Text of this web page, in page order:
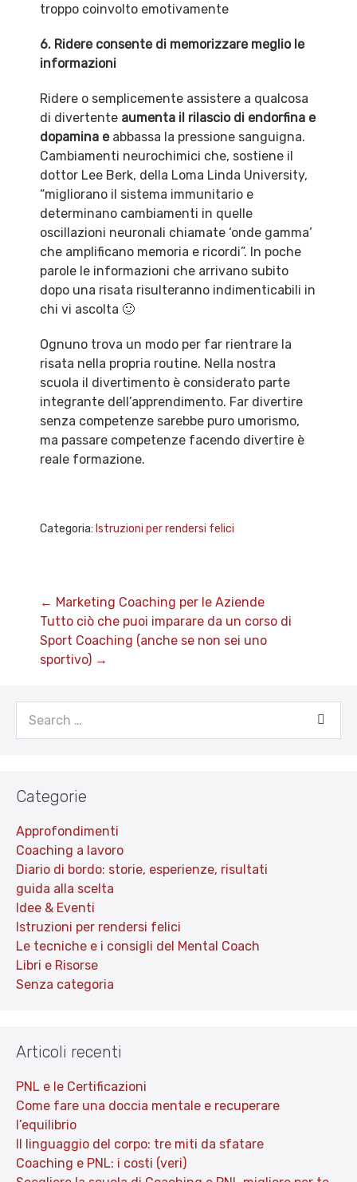
troppo coinvolto emotivamente
6. Ridere consente di memorizzare meglio le
informazioni
Ridere o semplicemente assistere a qualcosa
di divertente aumenta il rilascio di endorfina e
dopamina eabbassa la pressione sanguigna.
Cambiamenti neurochimici che, sostiene il
dottor Lee Berk, della Loma Linda University,
“migliorano il sistema immunitario e
determinano cambiamenti in quelle
oscillazioni neuronali chiamate ‘onde gamma’
che amplificano memoria e ricordi”. In poche
parole le informazioni che arrivano subito
dopo una risata risulteranno indimenticabili in
chi vi ascolta 🙂
Ognuno trova un modo per far rientrare la
risata nella propria routine. Nella nostra
scuola il divertimento è considerato parte
integrante dell’apprendimento. Far divertire
senza competenze sarebbe puro umorismo,
ma passare competenze facendo divertire è
reale formazione.
Categoria: Istruzioni per rendersi felici
Post
Navigation
← Marketing Coaching per le Aziende
Tutto ciò che puoi imparare da un corso di
Sport Coaching (anche se non sei uno
sportivo) →
for:
Categorie
Approfondimenti
Coaching a lavoro
Diario di bordo: storie, esperienze, risultati
guida alla scelta
Idee & Eventi
Istruzioni per rendersi felici
Le tecniche e i consigli del Mental Coach
Libri e Risorse
Senza categoria
Articoli recenti
PNL e le Certificazioni
Come fare una doccia mentale e recuperare
l’equilibrio
Il linguaggio del corpo: tre miti da sfatare
Coaching e PNL: i costi (veri)